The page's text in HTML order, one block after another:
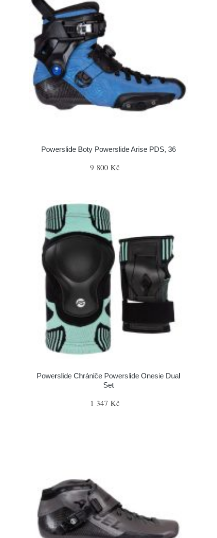
Powerslide Boty Powerslide Arise PDS, 36
9 800 Kč
Powerslide Chrániče Powerslide Onesie Dual
Set
1 347 Kč